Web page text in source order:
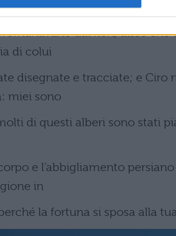
dai fiori, disse che
di colui
disegnate e tracciate; e Ciro
miei sono
di questi alberi sono stati
e l’abbigliamento
in
la fortuna si sposa alla